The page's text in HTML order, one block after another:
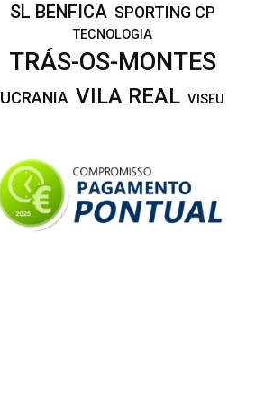
SL BENFICA SPORTING CP
TECNOLOGIA
TRÁS-OS-MONTES
UCRANIA VILA REAL VISEU